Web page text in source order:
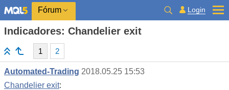
Fórum Login
Indicadores: Chandelier exit
1 2
Automated-Trading 2018.05.25 15:53
Chandelier exit: